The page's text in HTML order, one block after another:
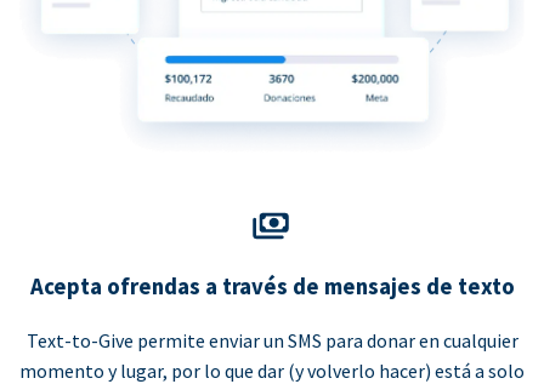
Acepta ofrendas a través de mensajes de texto
Text-to-Give permite enviar un SMS para donar en cualquier
momento y lugar, por lo que dar (y volverlo hacer) está a solo